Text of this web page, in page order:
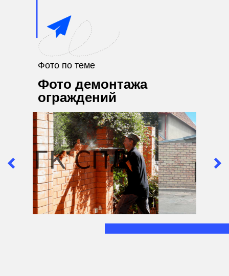
Фото по теме
Фото демонтажа
ограждений